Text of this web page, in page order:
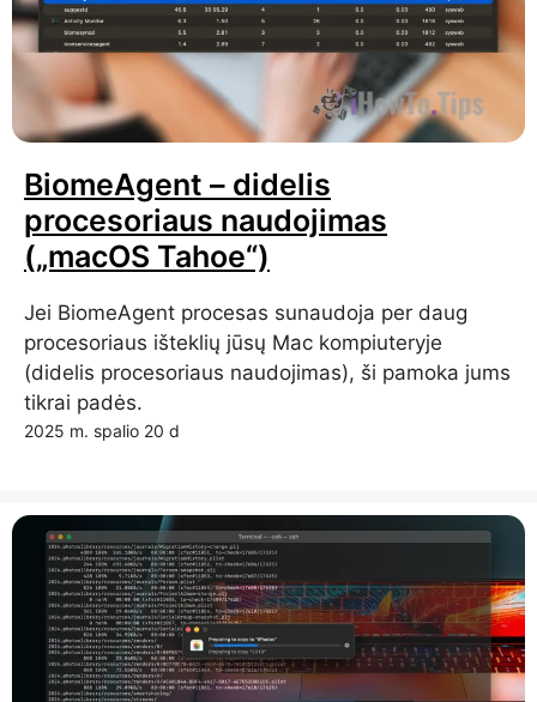
BiomeAgent – ​​didelis
procesoriaus naudojimas
(„macOS Tahoe“)
Jei BiomeAgent procesas sunaudoja per daug
procesoriaus išteklių jūsų Mac kompiuteryje
(didelis procesoriaus naudojimas), ši pamoka jums
tikrai padės.
2025 m. spalio 20 d